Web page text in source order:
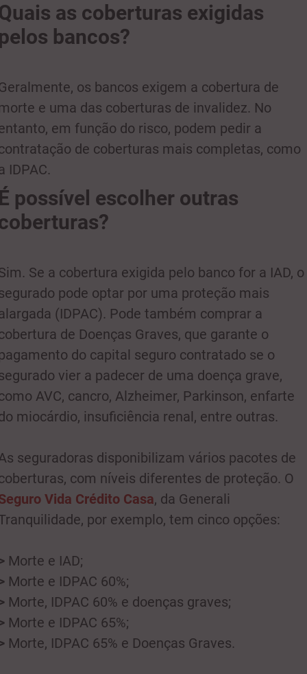
as coberturas exigidas
bancos?
os bancos exigem a cobertura de
e uma das coberturas de invalidez. No
em função do risco, podem pedir a
de coberturas mais completas, como
IDPAC.
possível escolher outras
Se a cobertura exigida pelo banco for a IAD, o
pode optar por uma proteção mais
(IDPAC). Pode também comprar a
de Doenças Graves, que garante o
do capital seguro contratado se o
vier a padecer de uma doença grave,
AVC, cancro, Alzheimer, Parkinson, enfarte
miocárdio, insuficiência renal, entre outras.
seguradoras disponibilizam vários pacotes de
com níveis diferentes de proteção. O
Vida Crédito Casa, da Generali
por exemplo, tem cinco opções:
Morte e IAD;
Morte e IDPAC 60%;
Morte, IDPAC 60% e doenças graves;
Morte e IDPAC 65%;
Morte, IDPAC 65% e Doenças Graves.